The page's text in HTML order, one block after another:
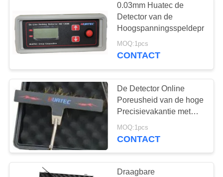
VERZOEK
OM EEN
CITAAT
SITEMAP
PRIVACY
POLICY
Laagdiktemeter
Draagbare
hardheidsmeter
60
0.03mm Huatec de
Detector van de
Hoogspanningsspeldeprik
MOQ:1pcs
CONTACT
De Detector Online
Poreusheid van de hoge
Precisievakantie met
Digitale Vertoning hd-
120
MOQ:1pcs
CONTACT
Draagbare